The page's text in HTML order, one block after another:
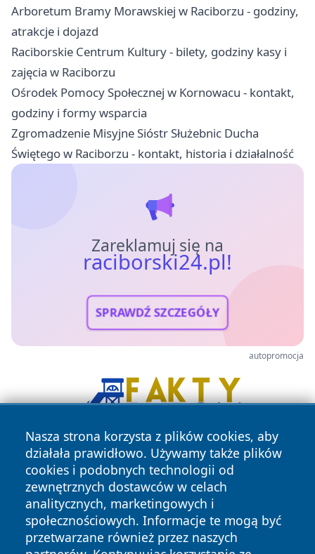
Arboretum Bramy Morawskiej w Raciborzu - godziny,
atrakcje i dojazd
Raciborskie Centrum Kultury - bilety, godziny kasy i
zajęcia w Raciborzu
Ośrodek Pomocy Społecznej w Kornowacu - kontakt,
godziny i formy wsparcia
Zgromadzenie Misyjne Sióstr Służebnic Ducha
Świętego w Raciborzu - kontakt, historia i działalność
Zareklamuj się na
raciborski24.pl!
SPRAWDŹ SZCZEGÓŁY
autopromocja
Nasza strona korzysta z plików cookies, aby
działała prawidłowo. Używamy także plików
cookies i podobnych technologii od
zewnętrznych dostawców w celach
analitycznych, marketingowych i
społecznościowych. Informacje te mogą być
przetwarzane również przez naszych
Copyright © 2026 raciborski24.pl Wszystkie prawa